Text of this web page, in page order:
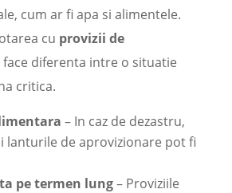
cum ar fi apa si alimentele.
cu provizii de
face diferenta intre o situatie
critica.
– In caz de dezastru,
lanturile de aprovizionare pot fi
pe termen lung– Proviziile